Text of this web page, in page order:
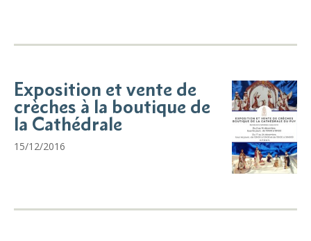
Exposition et vente de
crèches à la boutique de
la Cathédrale
15/12/2016